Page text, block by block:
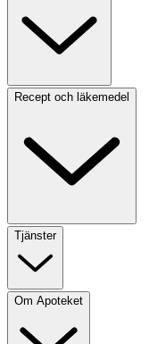
Recept och läkemedel
Tjänster
Om Apoteket